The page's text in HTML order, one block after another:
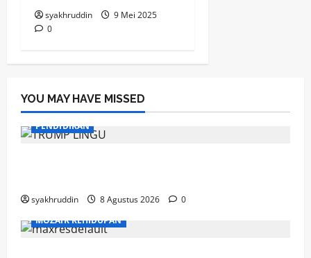
syakhruddin
9 Mei 2025
0
YOU MAY HAVE MISSED
PENDIDIKAN
syakhruddin 8 Agustus 2026
0
MOZAIK KEHIDUPAN